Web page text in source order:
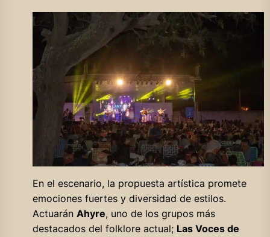
En el escenario, la propuesta artística promete
emociones fuertes y diversidad de estilos.
Actuarán Ahyre, uno de los grupos más
destacados del folklore actual; Las Voces de